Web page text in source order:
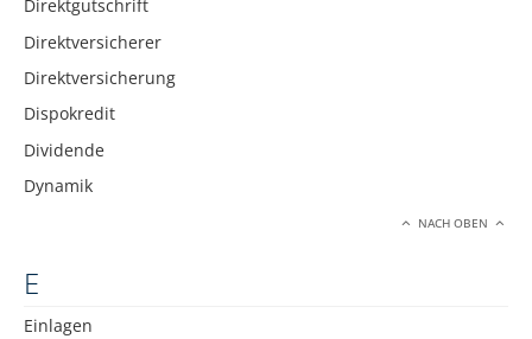
Direktgutschrift
Direktversicherer
Direktversicherung
Dispokredit
Dividende
Dynamik
NACH OBEN
E
Einlagen